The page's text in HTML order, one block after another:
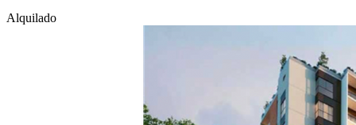
Alquilado